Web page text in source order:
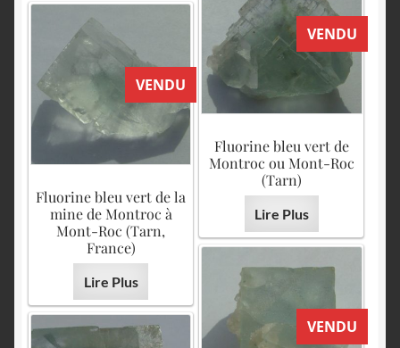
VENDU
Fluorine bleu vert de
Montroc ou Mont-Roc
(Tarn)
Lire Plus
VENDU
Fluorine bleu vert de la
mine de Montroc à
Mont-Roc (Tarn,
France)
Lire Plus
VENDU